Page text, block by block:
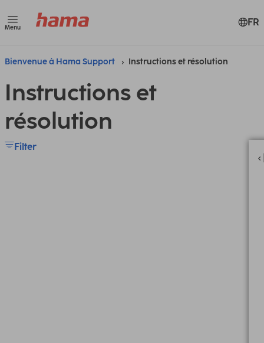
Menu FR
Bienvenue à Hama Support Instructions et résolution
Instructions et
résolution
Filter